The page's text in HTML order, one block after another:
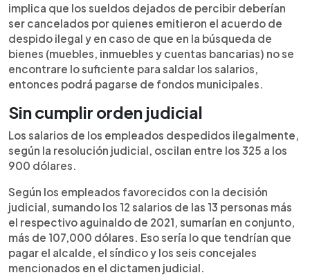
implica que los sueldos dejados de percibir deberían
ser cancelados por quienes emitieron el acuerdo de
despido ilegal y en caso de que en la búsqueda de
bienes (muebles, inmuebles y cuentas bancarias) no se
encontrare lo suficiente para saldar los salarios,
entonces podrá pagarse de fondos municipales.
Sin cumplir orden judicial
Los salarios de los empleados despedidos ilegalmente,
según la resolución judicial, oscilan entre los 325 a los
900 dólares.
Según los empleados favorecidos con la decisión
judicial, sumando los 12 salarios de las 13 personas más
el respectivo aguinaldo de 2021, sumarían en conjunto,
más de 107,000 dólares. Eso sería lo que tendrían que
pagar el alcalde, el síndico y los seis concejales
mencionados en el dictamen judicial.